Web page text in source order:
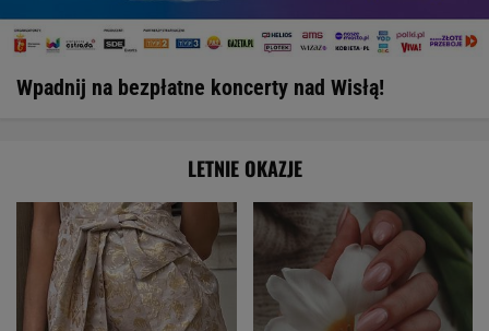
Wpadnij na bezpłatne koncerty nad Wisłą!
LETNIE OKAZJE